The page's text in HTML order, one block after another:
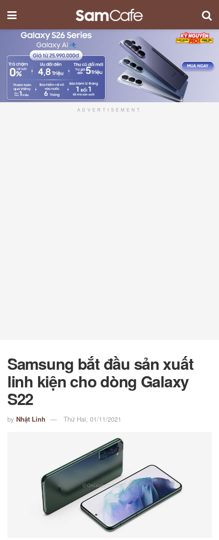
ADVERTISEMENT
Samsung bắt đầu sản xuất
linh kiện cho dòng Galaxy
S22
by Nhật Linh Thứ Hai, 01/11/2021